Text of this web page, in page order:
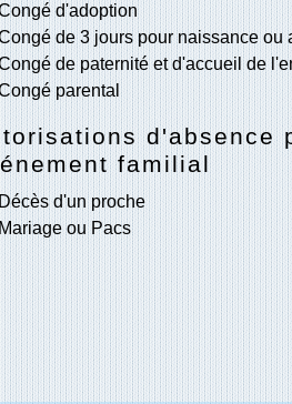
d'adoption
de 3 jours pour naissance ou
de paternité et d'accueil de
parental
d'absence
familial
Décès d'un proche
Mariage ou Pacs